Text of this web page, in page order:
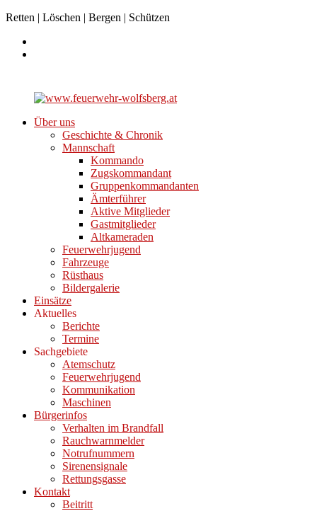
Retten | Löschen | Bergen | Schützen
Über uns
Geschichte & Chronik
Mannschaft
Kommando
Zugskommandant
Gruppenkommandanten
Ämterführer
Aktive Mitglieder
Gastmitglieder
Altkameraden
Feuerwehrjugend
Fahrzeuge
Rüsthaus
Bildergalerie
Einsätze
Aktuelles
Berichte
Termine
Sachgebiete
Atemschutz
Feuerwehrjugend
Kommunikation
Maschinen
Bürgerinfos
Verhalten im Brandfall
Rauchwarnmelder
Notrufnummern
Sirenensignale
Rettungsgasse
Kontakt
Beitritt